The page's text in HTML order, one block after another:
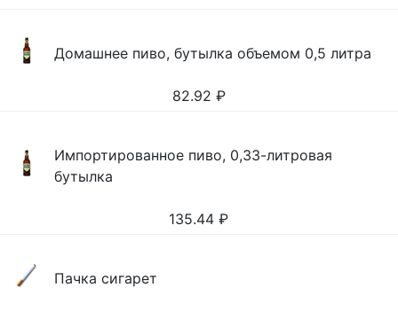
Домашнее пиво, бутылка объемом 0,5 литра
82.92 ₽
Импортированное пиво, 0,33-литровая
бутылка
135.44 ₽
Пачка сигарет